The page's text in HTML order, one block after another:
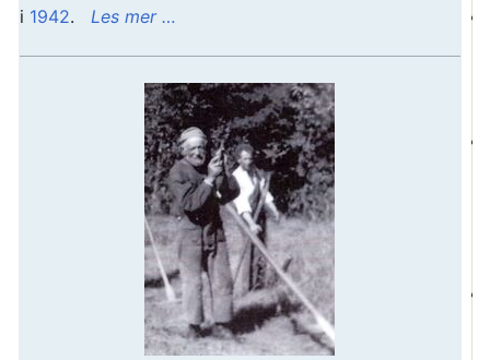
i 1942. Les mer …